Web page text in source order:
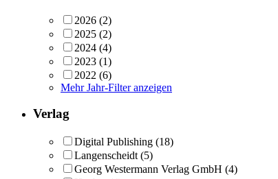
2026 (2)
2025 (2)
2024 (4)
2023 (1)
2022 (6)
Mehr Jahr-Filter anzeigen
Verlag
Digital Publishing (18)
Langenscheidt (5)
Georg Westermann Verlag GmbH (4)